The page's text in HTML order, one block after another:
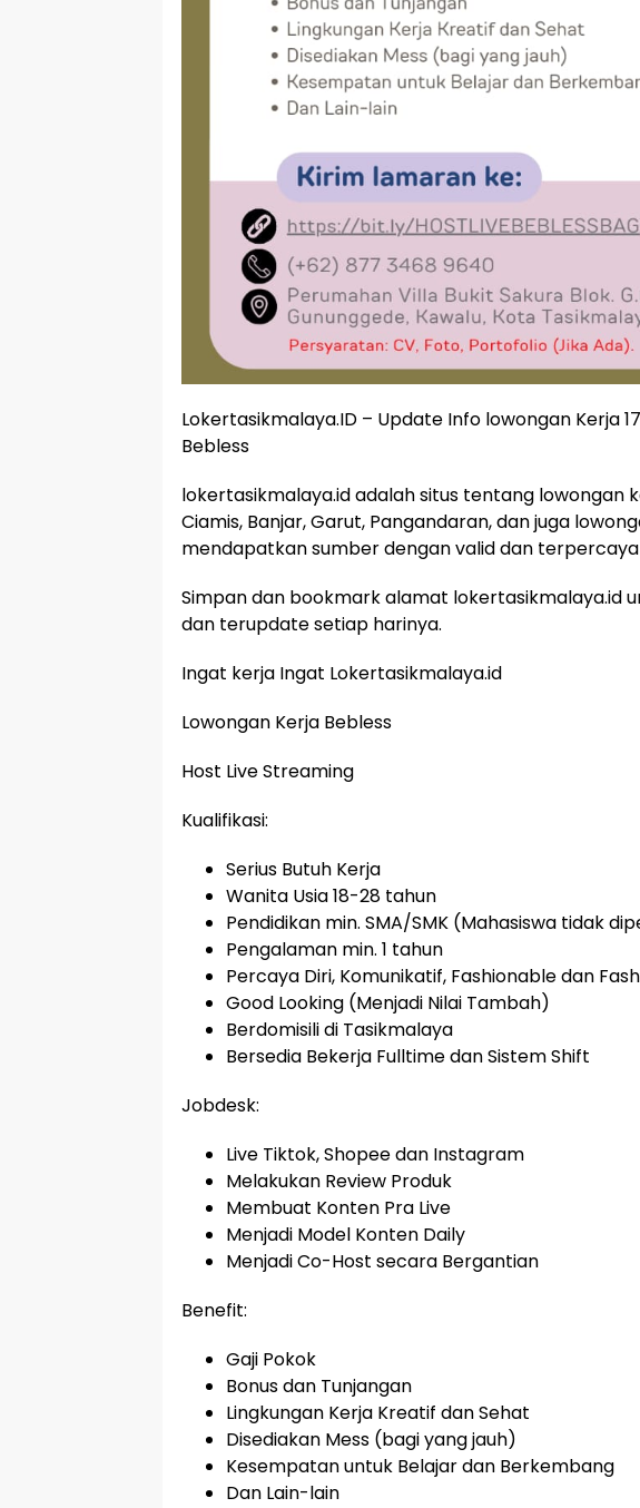
Lokertasikmalaya.ID – Update Info lowongan Kerja
Bebless
lokertasikmalaya.id adalah situs tentang lowongan
Ciamis, Banjar, Garut, Pangandaran, dan juga
mendapatkan sumber dengan valid dan terpercaya
Simpan dan bookmark alamat lokertasikmalaya.id
dan terupdate setiap harinya.
Ingat kerja Ingat Lokertasikmalaya.id
Lowongan Kerja Bebless
Host Live Streaming
Kualifikasi:
Serius Butuh Kerja
Wanita Usia 18-28 tahun
Pendidikan min. SMA/SMK (Mahasiswa tidak
Pengalaman min. 1 tahun
Percaya Diri, Komunikatif, Fashionable dan
Good Looking (Menjadi Nilai Tambah)
Berdomisili di Tasikmalaya
Bersedia Bekerja Fulltime dan Sistem Shift
Jobdesk:
Live Tiktok, Shopee dan Instagram
Melakukan Review Produk
Membuat Konten Pra Live
Menjadi Model Konten Daily
Menjadi Co-Host secara Bergantian
Benefit:
Gaji Pokok
Bonus dan Tunjangan
Lingkungan Kerja Kreatif dan Sehat
Disediakan Mess (bagi yang jauh)
Kesempatan untuk Belajar dan Berkembang
Dan Lain-lain